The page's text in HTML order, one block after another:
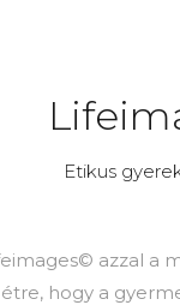
Etikus
azzal a
hogy a